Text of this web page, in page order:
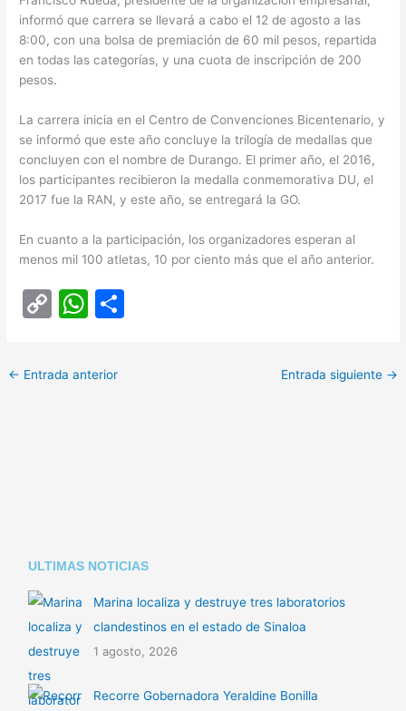
informó que carrera se llevará a cabo el 12 de agosto a las
8:00, con una bolsa de premiación de 60 mil pesos, repartida
en todas las categorías, y una cuota de inscripción de 200
pesos.
La carrera inicia en el Centro de Convenciones Bicentenario, y
se informó que este año concluye la trilogía de medallas que
concluyen con el nombre de Durango. El primer año, el 2016,
los participantes recibieron la medalla conmemorativa DU, el
2017 fue la RAN, y este año, se entregará la GO.
En cuanto a la participación, los organizadores esperan al
menos mil 100 atletas, 10 por ciento más que el año anterior.
C
p
y
W
at
s
← Entrada anterior Entrada siguiente →
ULTIMAS NOTICIAS
Marina localiza y destruye tres laboratorios
clandestinos en el estado de Sinaloa
1 agosto, 2026
Recorre Gobernadora Yeraldine Bonilla